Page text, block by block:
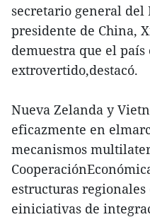
secretario general del
presidente de China,
demuestra que el país
extrovertido,destacó.
Nueva Zelanda y
eficazmente en
mecanismos
estructuras
einiciativas de